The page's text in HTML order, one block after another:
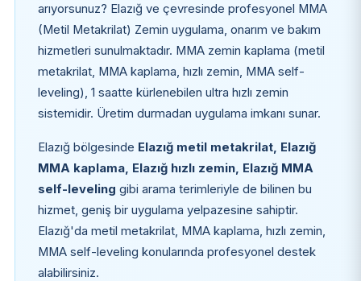
arıyorsunuz? Elazığ ve çevresinde profesyonel MMA
(Metil Metakrilat) Zemin uygulama, onarım ve bakım
hizmetleri sunulmaktadır. MMA zemin kaplama (metil
metakrilat, MMA kaplama, hızlı zemin, MMA self-
leveling), 1 saatte kürlenebilen ultra hızlı zemin
sistemidir. Üretim durmadan uygulama imkanı sunar.
Elazığ bölgesinde Elazığ metil metakrilat, Elazığ
MMA kaplama, Elazığ hızlı zemin, Elazığ MMA
self-leveling gibi arama terimleriyle de bilinen bu
hizmet, geniş bir uygulama yelpazesine sahiptir.
Elazığ'da metil metakrilat, MMA kaplama, hızlı zemin,
MMA self-leveling konularında profesyonel destek
alabilirsiniz.